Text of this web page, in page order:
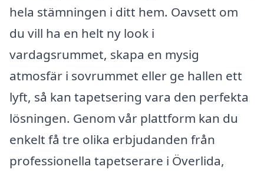
hela stämningen i ditt hem. Oavsett om
du vill ha en helt ny look i
vardagsrummet, skapa en mysig
atmosfär i sovrummet eller ge hallen ett
lyft, så kan tapetsering vara den perfekta
lösningen. Genom vår plattform kan du
enkelt få tre olika erbjudanden från
professionella tapetserare i Överlida,